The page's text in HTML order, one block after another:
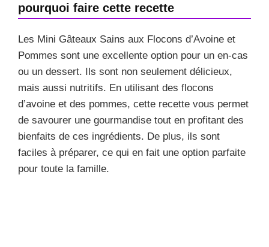
pourquoi faire cette recette
Les Mini Gâteaux Sains aux Flocons d’Avoine et
Pommes sont une excellente option pour un en-cas
ou un dessert. Ils sont non seulement délicieux,
mais aussi nutritifs. En utilisant des flocons
d’avoine et des pommes, cette recette vous permet
de savourer une gourmandise tout en profitant des
bienfaits de ces ingrédients. De plus, ils sont
faciles à préparer, ce qui en fait une option parfaite
pour toute la famille.